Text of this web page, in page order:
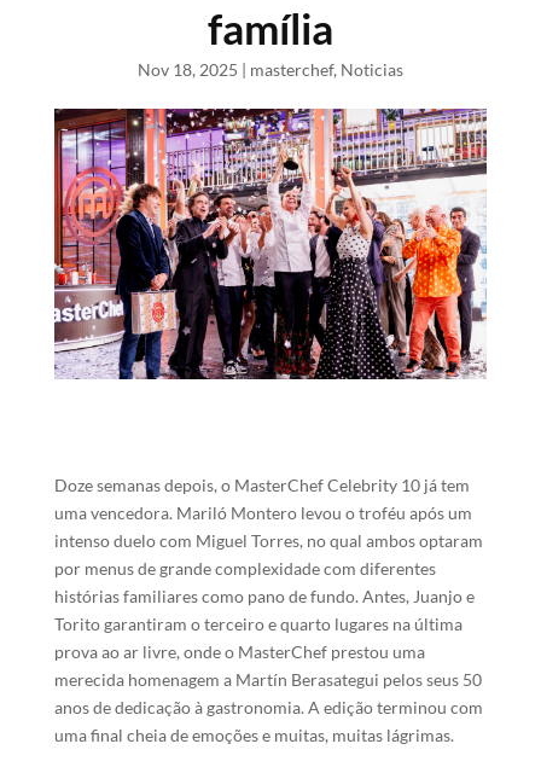
família
Nov 18, 2025 | masterchef, Noticias
Doze semanas depois, o MasterChef Celebrity 10 já tem
uma vencedora. Mariló Montero levou o troféu após um
intenso duelo com Miguel Torres, no qual ambos optaram
por menus de grande complexidade com diferentes
histórias familiares como pano de fundo. Antes, Juanjo e
Torito garantiram o terceiro e quarto lugares na última
prova ao ar livre, onde o MasterChef prestou uma
merecida homenagem a Martín Berasategui pelos seus 50
anos de dedicação à gastronomia. A edição terminou com
uma final cheia de emoções e muitas, muitas lágrimas.